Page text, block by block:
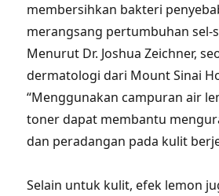
membersihkan bakteri
merangsang pertumbuhan sel-
Menurut Dr. Joshua Zeichner,
dermatologi dari Mount Sinai
“Menggunakan campuran air
toner dapat membantu
dan peradangan pada kulit
Selain untuk kulit, efek lemon